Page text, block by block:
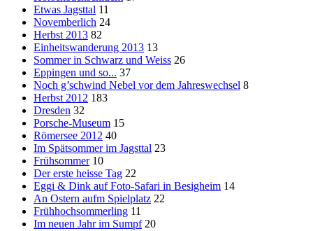
Etwas Jagsttal 11
Novemberlich 24
Herbst 2013 82
Einheitswanderung 2013 13
Sommer in Schwarz und Weiss 26
Eppingen und so... 37
Noch g’schwind Nebel vor dem Jahreswechsel 8
Herbst 2012 183
Dresden 32
Porsche-Museum 15
Römersee 2012 40
Im Spätsommer im Jagsttal 23
Frühsommer 10
Der erste heisse Tag 22
Eggi & Dink auf Foto-Safari in Besigheim 14
An Ostern aufm Spielplatz 22
Frühhochsommerling 11
Im neuen Jahr im Sumpf 20